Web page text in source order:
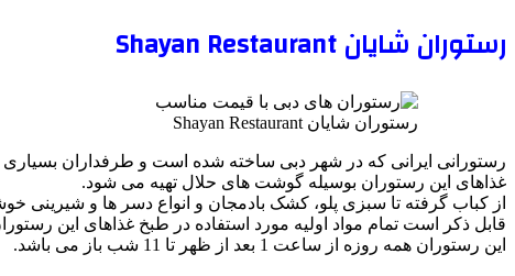
رستوران شایان Shayan Restaurant
رستوران شایان Shayan Restaurant
رستورانی ایرانی که در شهر دبی ساخته شده است و طرفداران
غذاهای این رستوران بوسیله گوشت های حلال تهیه می شود.
از کباب گرفته تا سبزی پلو، کشک بادمجان و انواع دسر ها و شیرینی
قابل ذکر است تمام مواد اولیه مورد استفاده در طبخ غذاهای این
این رستوران همه روزه از ساعت 1 بعد از ظهر تا 11 شب باز می باشد.